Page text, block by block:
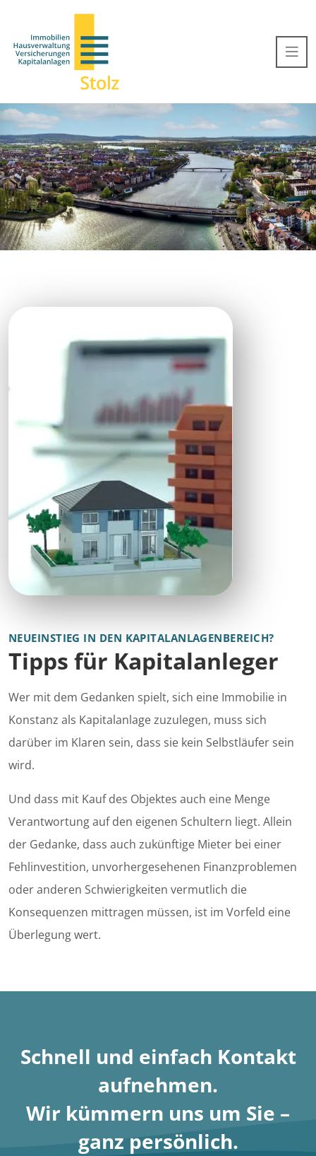
NEUEINSTIEG IN DEN KAPITALANLAGENBEREICH?
Tipps für Kapitalanleger
Wer mit dem Gedanken spielt, sich eine Immobilie in
Konstanz als Kapitalanlage zuzulegen, muss sich
darüber im Klaren sein, dass sie kein Selbstläufer sein
wird.
Und dass mit Kauf des Objektes auch eine Menge
Verantwortung auf den eigenen Schultern liegt. Allein
der Gedanke, dass auch zukünftige Mieter bei einer
Fehlinvestition, unvorhergesehenen Finanzproblemen
oder anderen Schwierigkeiten vermutlich die
Konsequenzen mittragen müssen, ist im Vorfeld eine
Überlegung wert.
Schnell und einfach Kontakt
aufnehmen.
Wir kümmern uns um Sie –
ganz persönlich.